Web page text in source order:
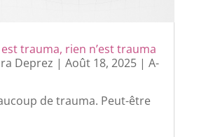
trauma, rien n’est trauma
Deprez | Août 18, 2025| A-
de trauma. Peut-être